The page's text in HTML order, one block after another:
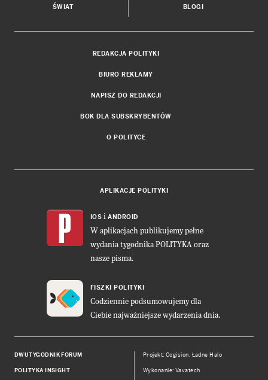
ŚWIAT BLOGI
REDAKCJA POLITYKI
BIURO REKLAMY
NAPISZ DO REDAKCJI
BOK DLA SUBSKRYBENTÓW
O POLITYCE
APLIKACJE POLITYKI
IOS i ANDROID
W aplikacjach publikujemy pełne
wydania tygodnika POLITYKA oraz
nasze pisma.
FISZKI POLITYKI
Codziennie podsumowujemy dla
Ciebie najważniejsze wydarzenia dnia.
DWUTYGODNIK FORUM
POLITYKA INSIGHT
Projekt:Cogision, Ładne Halo
Wykonanie: Vavatech